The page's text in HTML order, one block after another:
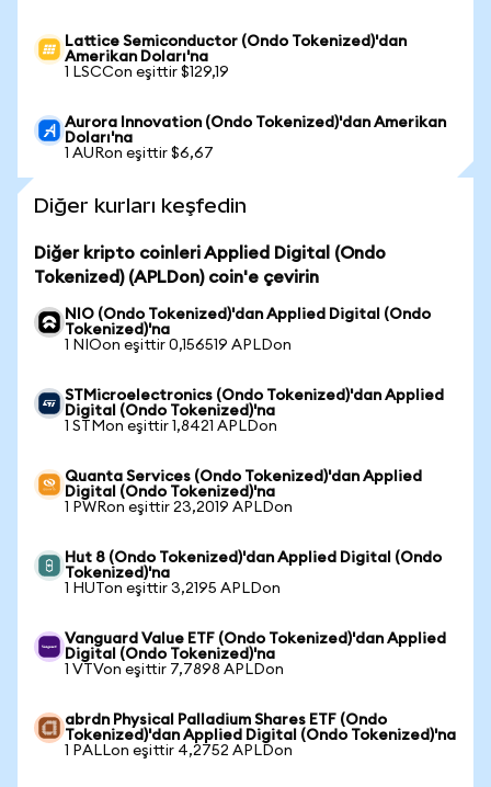
Lattice Semiconductor (Ondo Tokenized)'dan
Amerikan Doları'na
1 LSCCon eşittir $129,19
Aurora Innovation (Ondo Tokenized)'dan Amerikan
Doları'na
1 AURon eşittir $6,67
Diğer kurları keşfedin
Diğer kripto coinleri Applied Digital (Ondo
Tokenized) (APLDon) coin'e çevirin
NIO (Ondo Tokenized)'dan Applied Digital (Ondo
Tokenized)'na
1 NIOon eşittir 0,156519 APLDon
STMicroelectronics (Ondo Tokenized)'dan Applied
Digital (Ondo Tokenized)'na
1 STMon eşittir 1,8421 APLDon
Quanta Services (Ondo Tokenized)'dan Applied
Digital (Ondo Tokenized)'na
1 PWRon eşittir 23,2019 APLDon
Hut 8 (Ondo Tokenized)'dan Applied Digital (Ondo
Tokenized)'na
1 HUTon eşittir 3,2195 APLDon
Vanguard Value ETF (Ondo Tokenized)'dan Applied
Digital (Ondo Tokenized)'na
1 VTVon eşittir 7,7898 APLDon
abrdn Physical Palladium Shares ETF (Ondo
Tokenized)'dan Applied Digital (Ondo Tokenized)'na
1 PALLon eşittir 4,2752 APLDon